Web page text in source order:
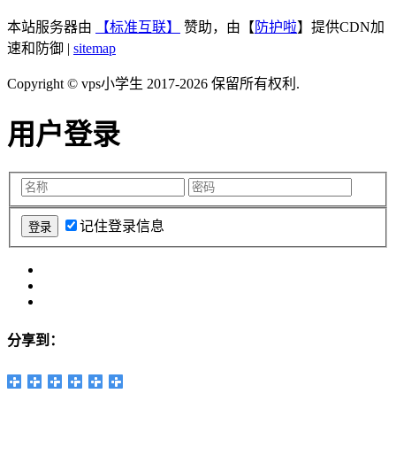
本站服务器由 【标准互联】 赞助，由【 防护啦】提供CDN加
速和防御 | sitemap
Copyright © vps小学生 2017-2026 保留所有权利.
用户登录
记住登录信息
分享到：